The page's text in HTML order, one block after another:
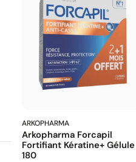
ARKOPHARMA
Arkopharma Forcapil
Fortifiant Kératine+ Gélule
180